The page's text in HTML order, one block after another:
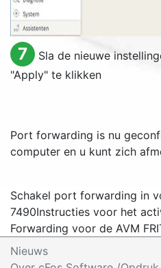
7
Sla de nieuwe
"Apply" te klikken
Port forwarding is nu
computer en u kunt zich
Schakel port forwarding in
7490Instructies voor het
Forwarding voor de AVM
Nieuws